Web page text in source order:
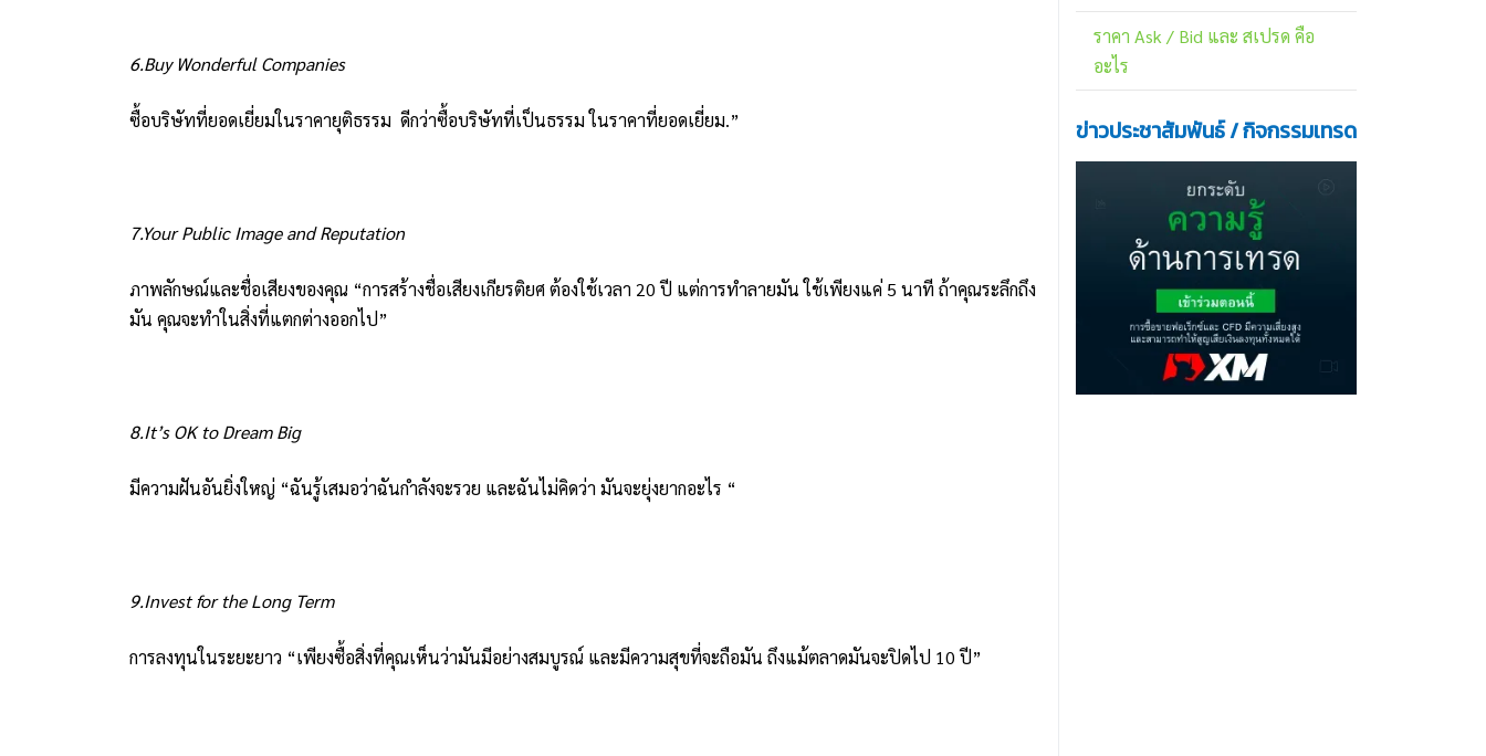
6.Buy Wonderful Companies
ซื้อบริษัทที่ยอดเยี่ยมในราคายุติธรรม ดีกว่าซื้อบริษัทที่เป็นธรรม ในราคาที่ยอดเยี่ยม.”
7.Your Public Image and Reputation
ภาพลักษณ์และชื่อเสียงของคุณ “การสร้างชื่อเสียงเกียรติยศ ต้องใช้เวลา 20 ปี แต่การทำลายมัน ใช้เพียงแค่ 5 นาที ถ้าคุณระลึกถึง
มัน คุณจะทำในสิ่งที่แตกต่างออกไป”
8.It’s OK to Dream Big
มีความฝันอันยิ่งใหญ่ “ฉันรู้เสมอว่าฉันกำลังจะรวย และฉันไม่คิดว่า มันจะยุ่งยากอะไร “
9.Invest for the Long Term
การลงทุนในระยะยาว “เพียงซื้อสิ่งที่คุณเห็นว่ามันมีอย่างสมบูรณ์ และมีความสุขที่จะถือมัน ถึงแม้ตลาดมันจะปิดไป 10 ปี”
ราคา Ask / Bid และ สเปรด คือ
อะไร
ข่าวประชาสัมพันธ์ / กิจกรรมเทรด